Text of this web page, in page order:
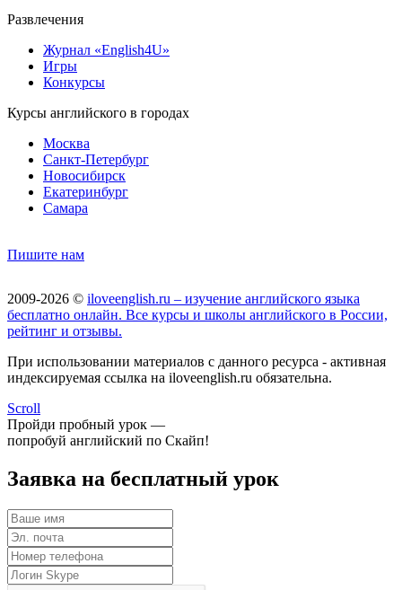
Развлечения
Журнал «English4U»
Игры
Конкурсы
Курсы английского в городах
Москва
Санкт-Петербург
Новосибирск
Екатеринбург
Самара
Пишите нам
2009-2026 © iloveenglish.ru – изучение английского языка
бесплатно онлайн. Все курсы и школы английского в России,
рейтинг и отзывы.
При использовании материалов с данного ресурса - активная
индексируемая ссылка на iloveenglish.ru обязательна.
Scroll
Пройди пробный урок —
попробуй английский по Скайп!
Заявка на бесплатный урок